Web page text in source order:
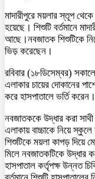
মাদারীপুরে ময়লার স্তূপ
হয়েছে। শিশুটি বর্তমানে
আছে।নবজাতক শিশুটিকে
ভিড় করেছেন।
রবিবার (১৮ডিসেম্বর)
এলাকার চায়ের দোকানের
করে হাসপাতালে ভর্তি করেন।
নবজাতককে উদ্ধার করা
এলাকায় বাচ্চাকে নিয়ে
শিশুটিকে ময়লা কাপড়
মিলে নবজাতকটিকে উদ্ধার
হাসপাতাল কর্তৃপক্ষ উন্নত